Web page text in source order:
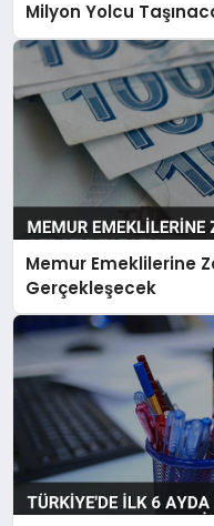
Milyon Yolcu
Memur Emeklilerine
Gerçekleşecek